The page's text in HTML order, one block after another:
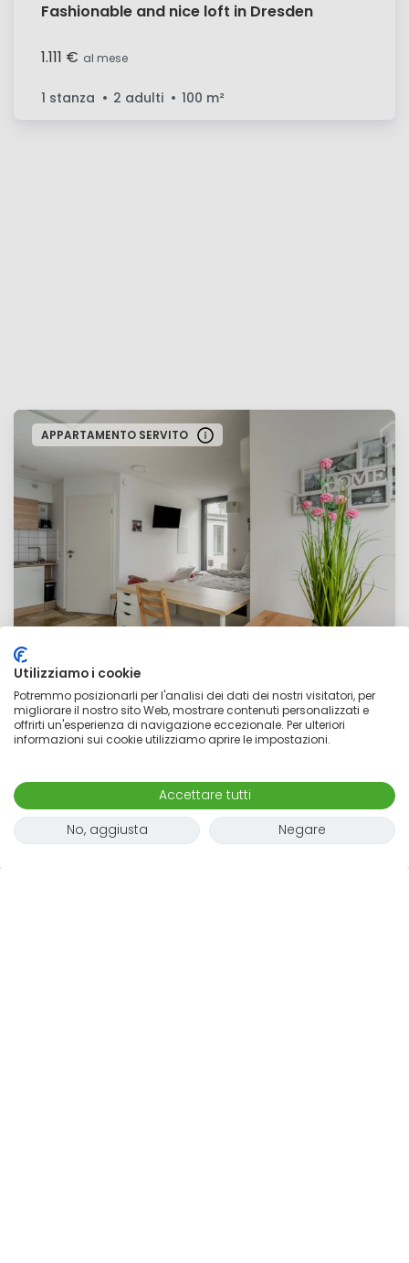
Mappa
Fashionable and nice loft in Dresden
1.111 € al mese
1 stanza 2 adulti 100 m²
APPARTAMENTO SERVITO
Quiet & cozy studio (Dresden)
1 adulto 22m²
Utilizziamo i cookie
Potremmo posizionarli per l'analisi dei dati dei nostri visitatori, per
migliorare il nostro sito Web, mostrare contenuti personalizzati e
offrirti un'esperienza di navigazione eccezionale. Per ulteriori
informazioni sui cookie utilizziamo aprire le impostazioni.
Accettare tutti
No, aggiusta
Negare